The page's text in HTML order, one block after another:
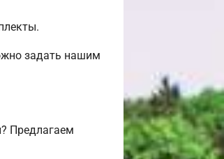
задать нашим
Предлагаем